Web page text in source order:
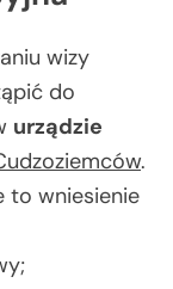
wizy
do
urządzie
.
to wniesienie